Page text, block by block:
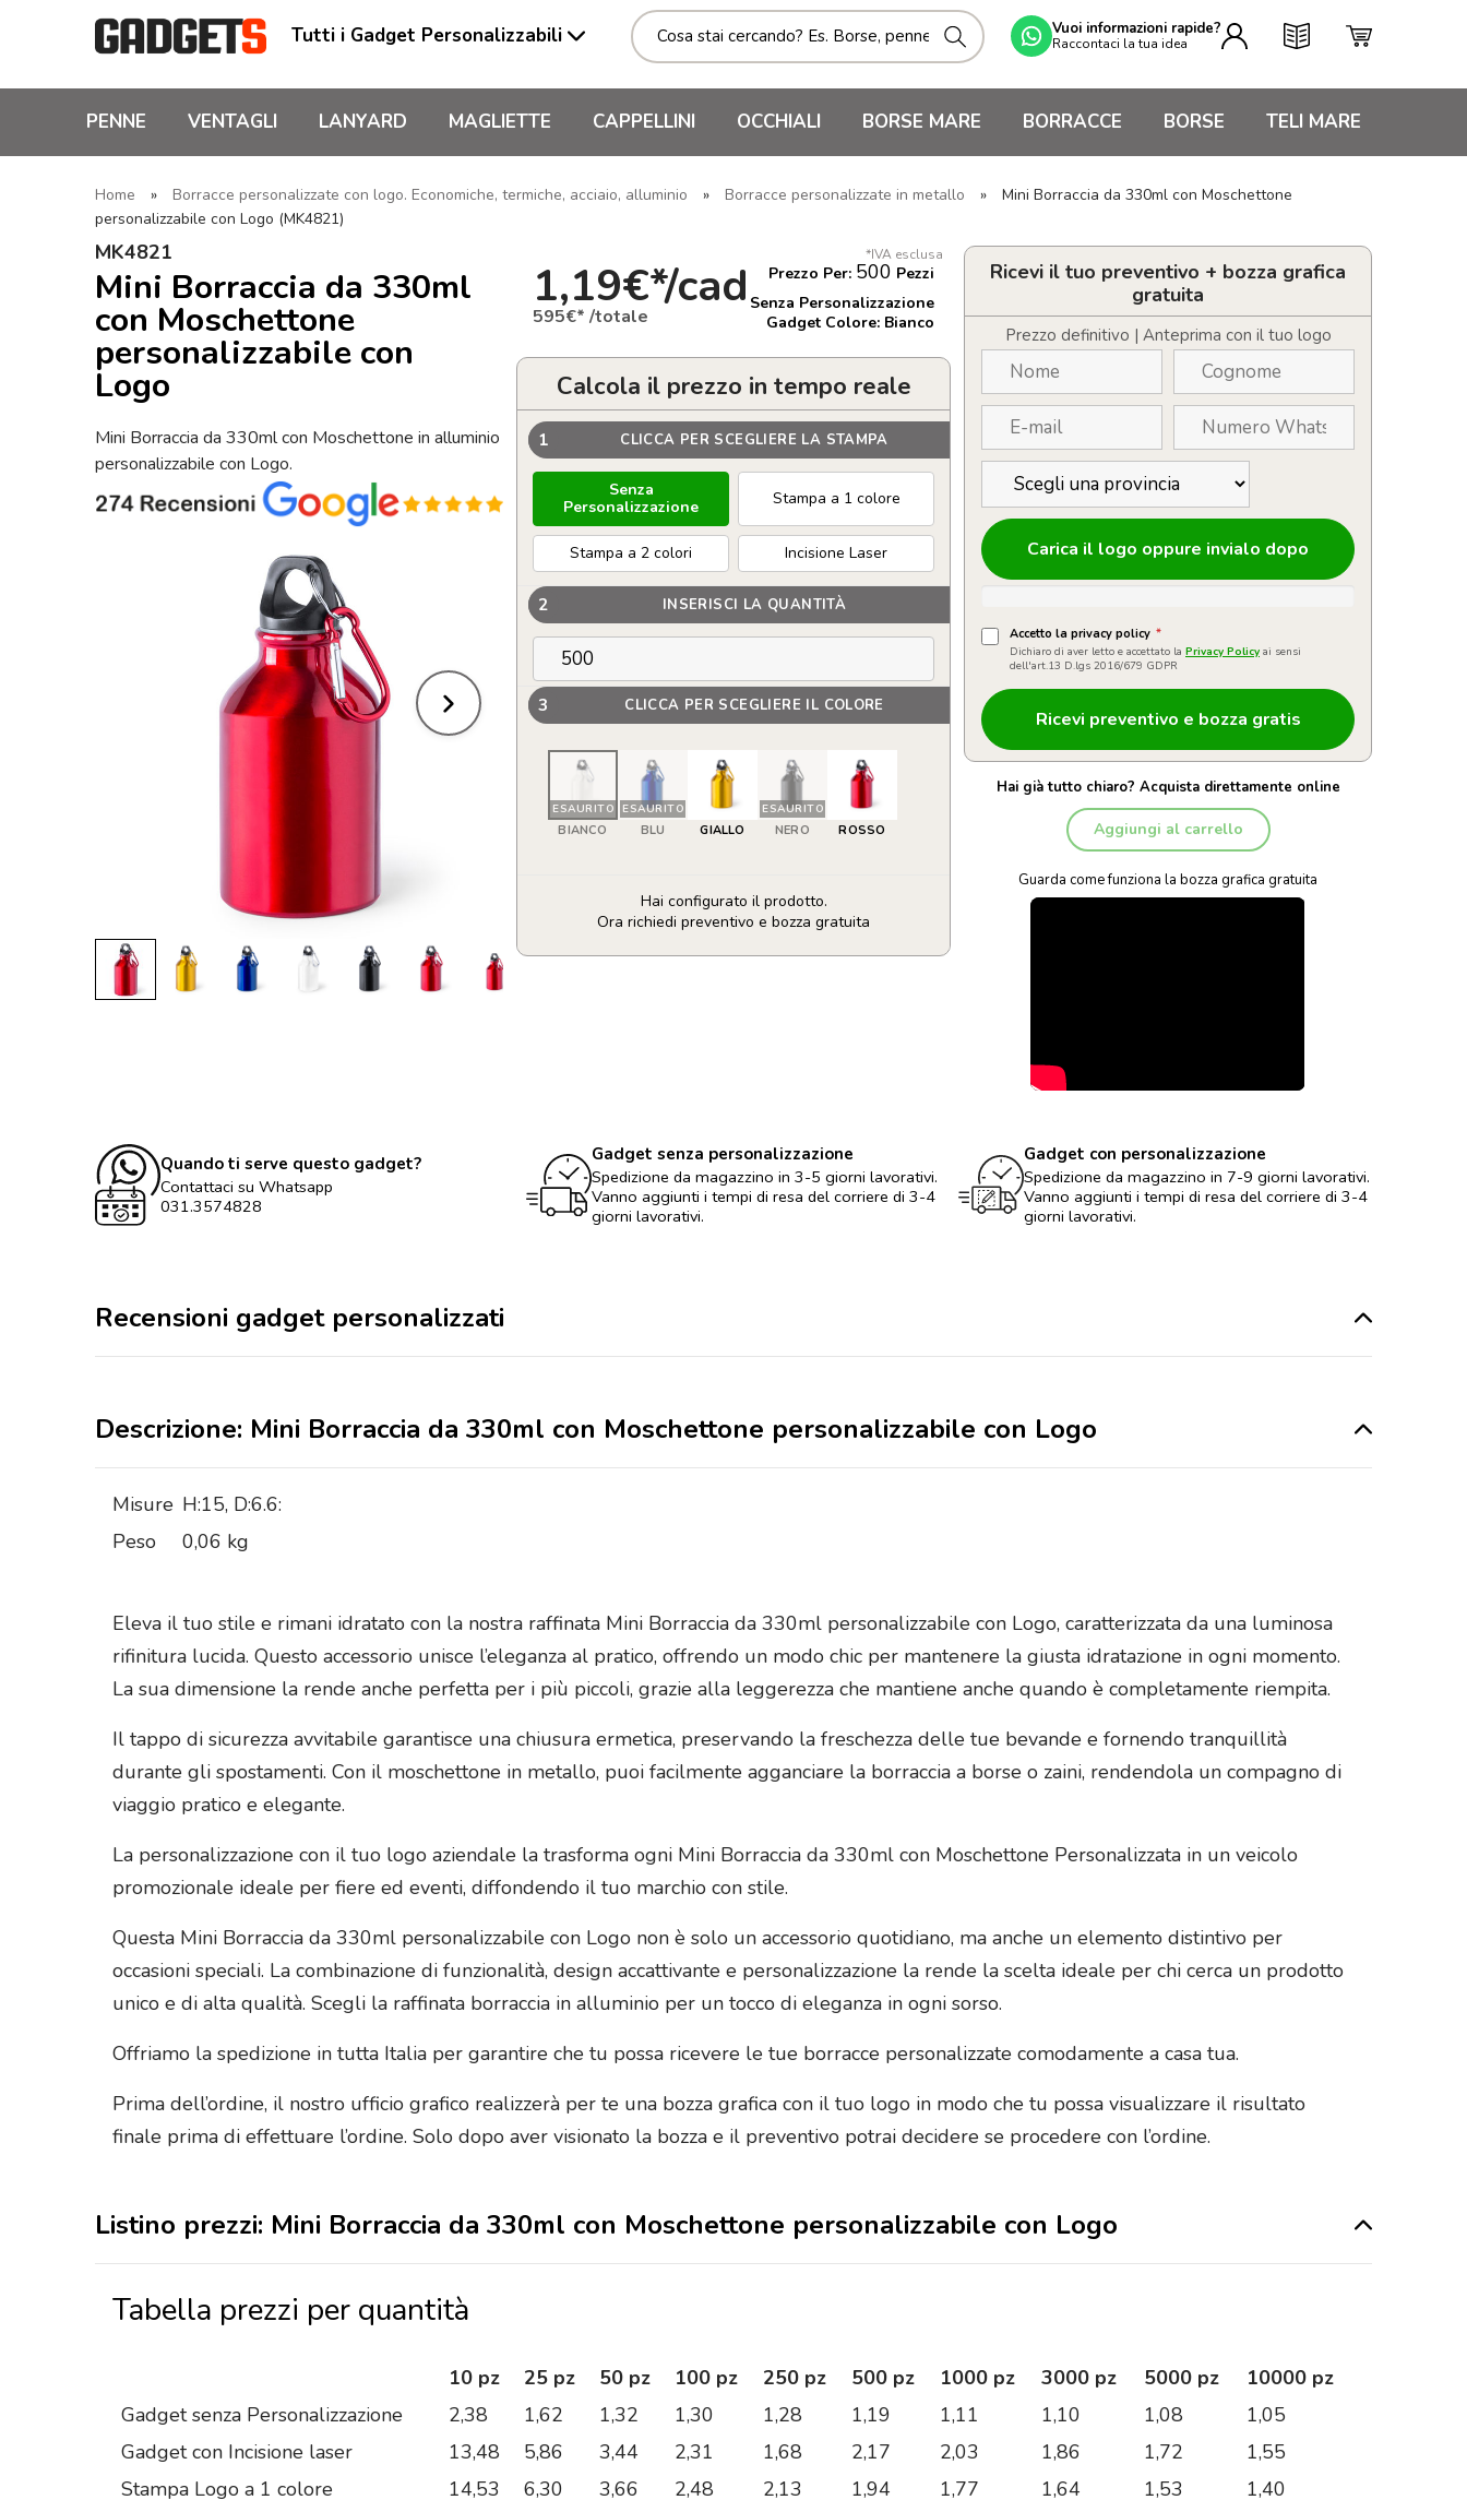
Tutti i Gadget Personalizzabili Vuoi informazioni rapide?
Raccontaci la tua idea
PENNE VENTAGLI LANYARD MAGLIETTE CAPPELLINI OCCHIALI BORSE MARE BORRACCE BORSE TELI MARE
Home » Borracce personalizzate con logo. Economiche, termiche, acciaio, alluminio » Borracce personalizzate in metallo »
Mini Borraccia da 330ml con Moschettone
personalizzabile con Logo (MK4821)
MK4821
Mini Borraccia da 330ml
con Moschettone
personalizzabile con
Logo
Mini Borraccia da 330ml con Moschettone in alluminio
personalizzabile con Logo.
*IVA esclusa
1,19€*/cad
595€* /totale
Prezzo Per: 500 Pezzi
Senza Personalizzazione
Gadget Colore: Bianco
Calcola il prezzo in tempo reale
1 CLICCA PER SCEGLIERE LA STAMPA
Senza
Personalizzazione
Stampa a 1 colore
Stampa a 2 colori Incisione Laser
2 INSERISCI LA QUANTITÀ
3 CLICCA PER SCEGLIERE IL COLORE
ESAURITO
BIANCO
ESAURITO
BLU GIALLO
ESAURITO
NERO ROSSO
Hai configurato il prodotto.
Ora richiedi preventivo e bozza gratuita
Mini
Ricevi il tuo preventivo + bozza grafica
gratuita
Prezzo definitivo | Anteprima con il tuo logo
Carica il logo oppure invialo dopo
Accetto la privacy policy *
Dichiaro di aver letto e accettato la Privacy Policy ai sensi
dell'art.13 D.lgs 2016/679 GDPR
Hai già tutto chiaro? Acquista direttamente online
Aggiungi al carrello
Guarda come funziona la bozza grafica gratuita
Quando ti serve questo gadget?
Contattaci su Whatsapp
031.3574828
Gadget senza personalizzazione
Spedizione da magazzino in 3-5 giorni lavorativi.
Vanno aggiunti i tempi di resa del corriere di 3-4
giorni lavorativi.
Gadget con personalizzazione
Spedizione da magazzino in 7-9 giorni lavorativi.
Vanno aggiunti i tempi di resa del corriere di 3-4
giorni lavorativi.
Recensioni gadget personalizzati
Descrizione: Mini Borraccia da 330ml con Moschettone personalizzabile con Logo
Misure H:15, D:6.6:
Peso
0,06 kg
Eleva il tuo stile e rimani idratato con la nostra raffinata Mini Borraccia da 330ml personalizzabile con Logo, caratterizzata da una luminosa
rifinitura lucida. Questo accessorio unisce l’eleganza al pratico, offrendo un modo chic per mantenere la giusta idratazione in ogni momento.
La sua dimensione la rende anche perfetta per i più piccoli, grazie alla leggerezza che mantiene anche quando è completamente riempita.
Il tappo di sicurezza avvitabile garantisce una chiusura ermetica, preservando la freschezza delle tue bevande e fornendo tranquillità
durante gli spostamenti. Con il moschettone in metallo, puoi facilmente agganciare la borraccia a borse o zaini, rendendola un compagno di
viaggio pratico e elegante.
La personalizzazione con il tuo logo aziendale la trasforma ogni Mini Borraccia da 330ml con Moschettone Personalizzata in un veicolo
promozionale ideale per fiere ed eventi, diffondendo il tuo marchio con stile.
Questa Mini Borraccia da 330ml personalizzabile con Logo non è solo un accessorio quotidiano, ma anche un elemento distintivo per
occasioni speciali. La combinazione di funzionalità, design accattivante e personalizzazione la rende la scelta ideale per chi cerca un prodotto
unico e di alta qualità. Scegli la raffinata borraccia in alluminio per un tocco di eleganza in ogni sorso.
Offriamo la spedizione in tutta Italia per garantire che tu possa ricevere le tue borracce personalizzate comodamente a casa tua.
Prima dell’ordine, il nostro ufficio grafico realizzerà per te una bozza grafica con il tuo logo in modo che tu possa visualizzare il risultato
finale prima di effettuare l’ordine. Solo dopo aver visionato la bozza e il preventivo potrai decidere se procedere con l’ordine.
Listino prezzi: Mini Borraccia da 330ml con Moschettone personalizzabile con Logo
Tabella prezzi per quantità
10 pz 25 pz 50 pz 100 pz 250 pz 500 pz 1000 pz 3000 pz 5000 pz
10000 pz
Gadget senza Personalizzazione
2,38 1,62 1,32 1,30 1,28 1,19 1,11 1,10 1,08
1,05
Gadget con Incisione laser
13,48 5,86 3,44 2,31 1,68 2,17 2,03 1,86 1,72
1,55
Stampa Logo a 1 colore
14,53 6,30 3,66 2,48 2,13 1,94 1,77 1,64 1,53
1,40